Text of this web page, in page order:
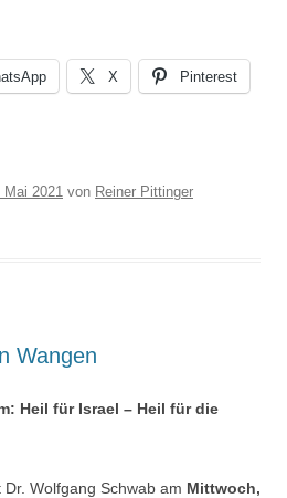
X Pinterest
Mai 2021 von Reiner Pittinger
Wangen
Heil für Israel – Heil für die
Wolfgang Schwab am Mittwoch,